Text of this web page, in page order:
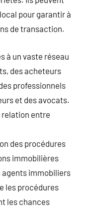
pour garantir à
de transaction.
à un vaste réseau
des acheteurs
professionnels
et des avocats.
relation entre
des procédures
immobilières
immobiliers
les procédures
les chances